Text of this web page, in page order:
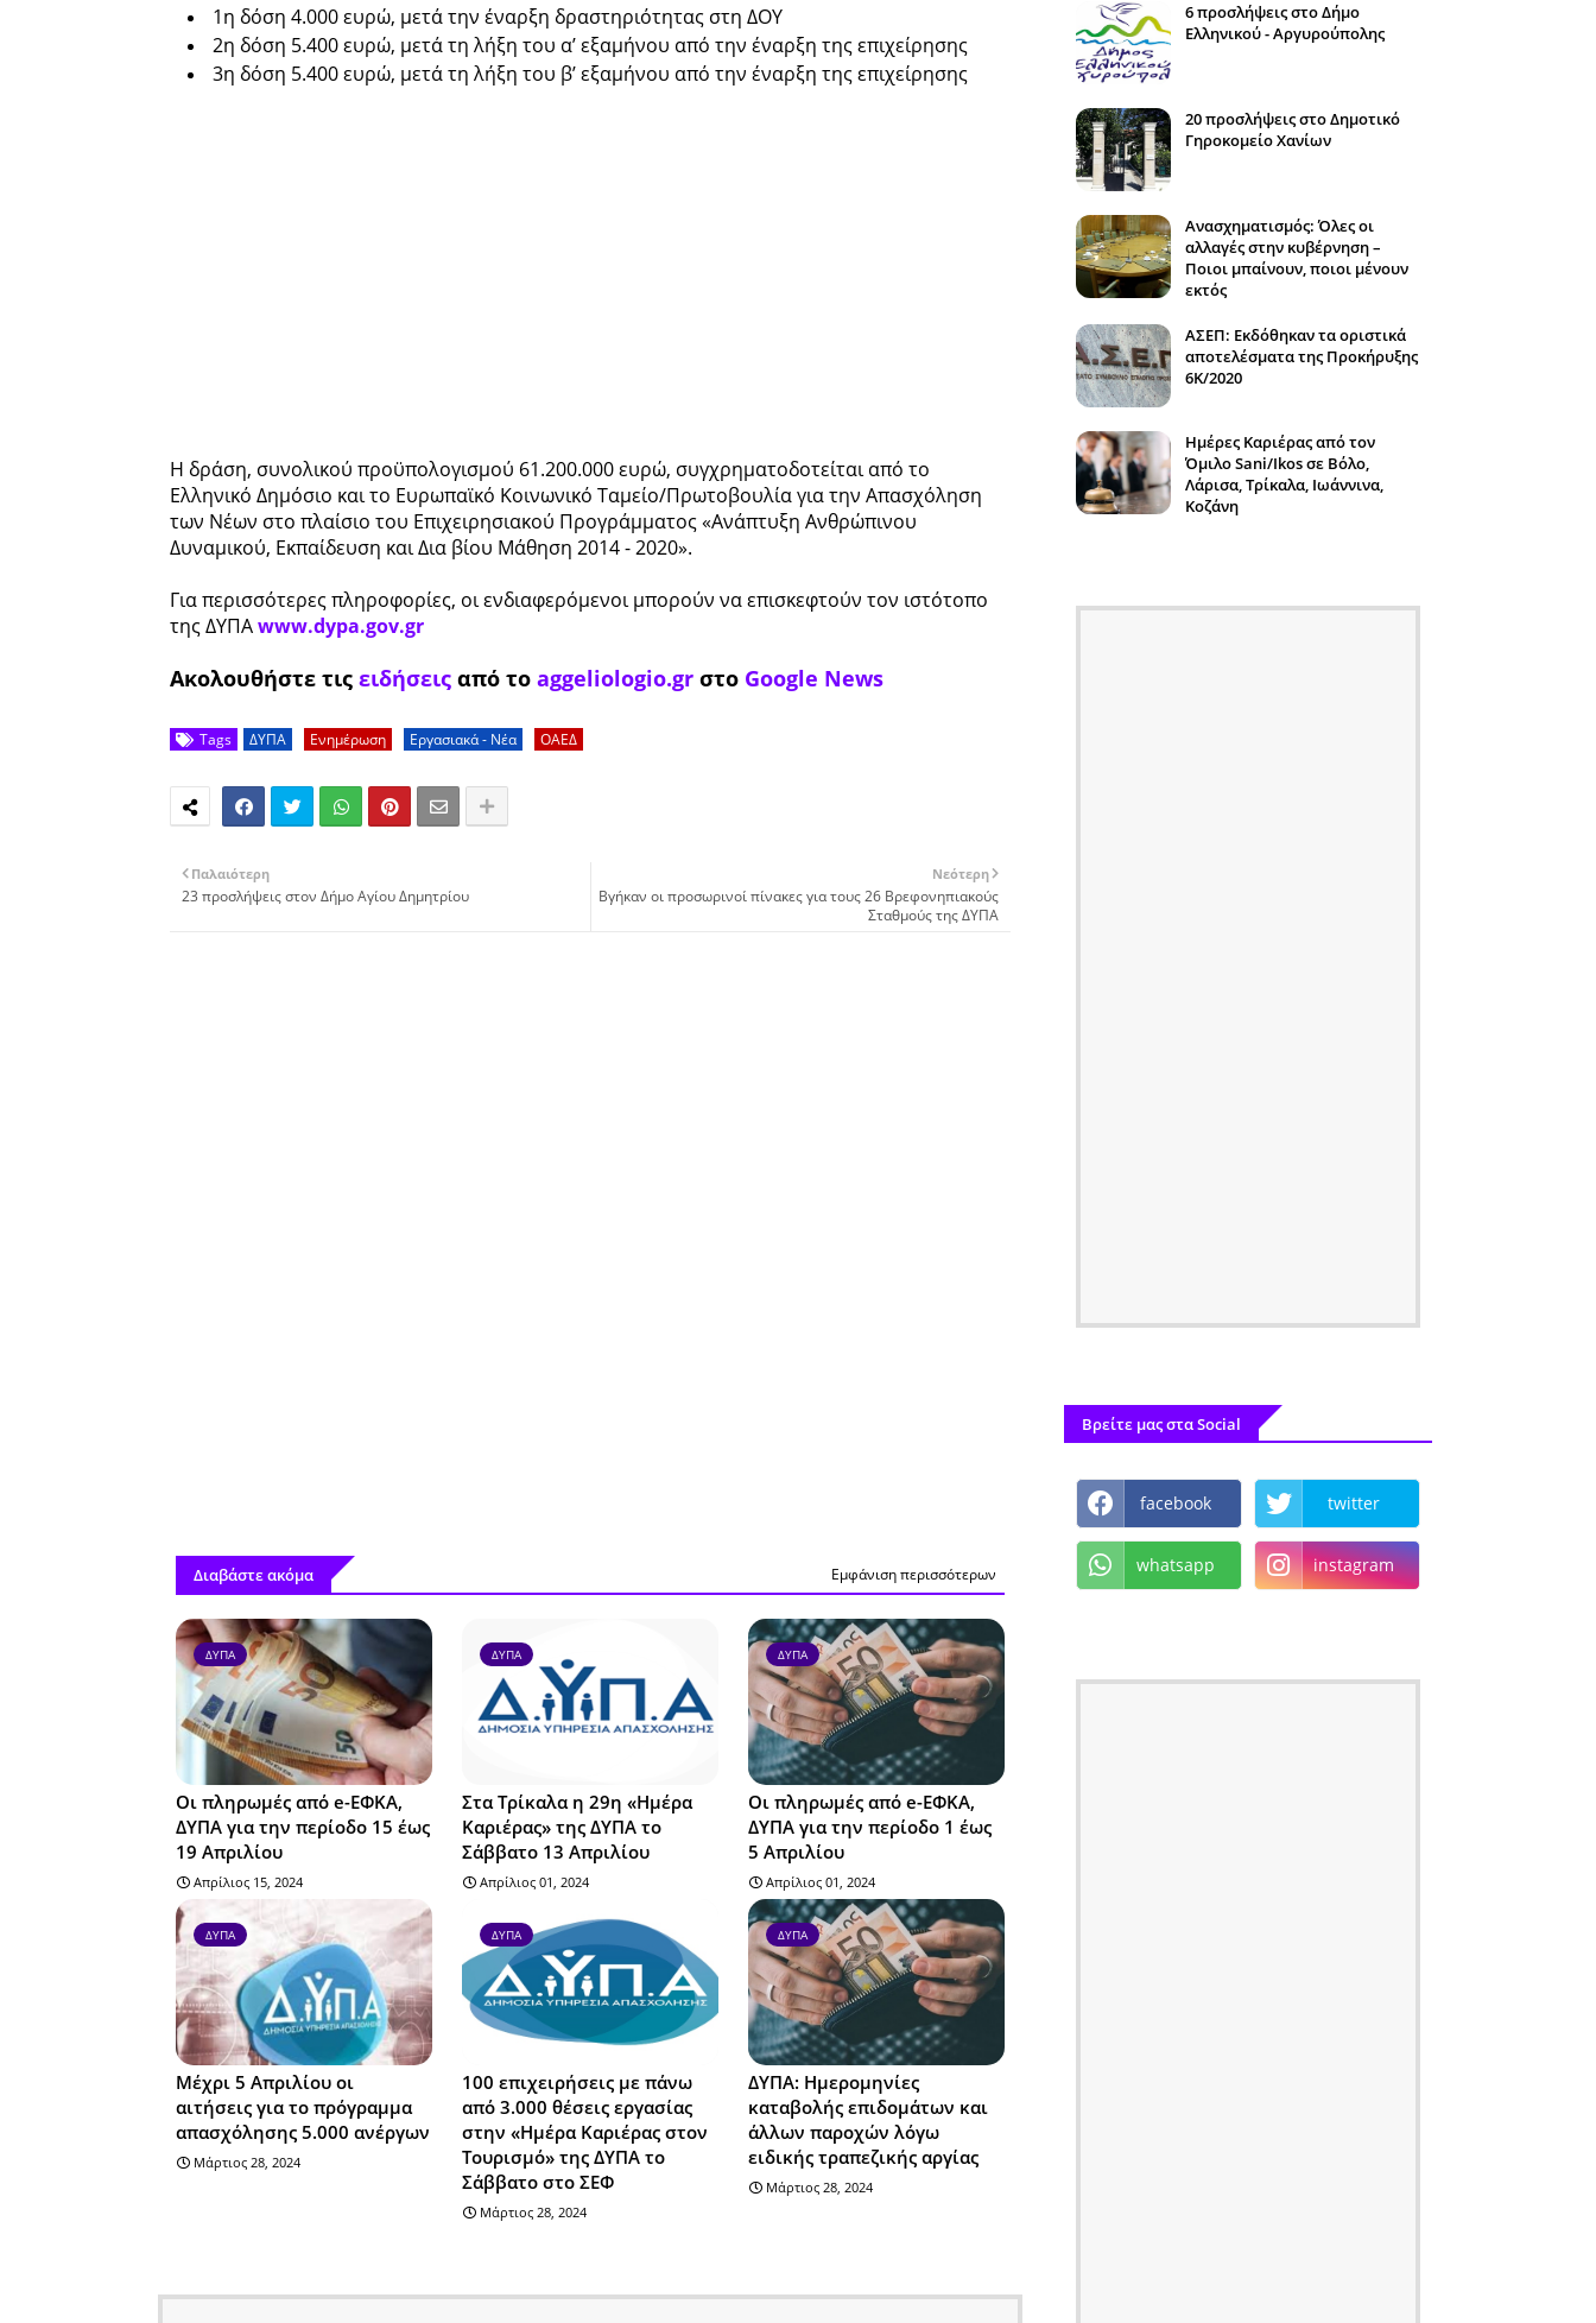
1η δόση 4.000 ευρώ, μετά την έναρξη δραστηριότητας στη ΔΟΥ
2η δόση 5.400 ευρώ, μετά τη λήξη του α’ εξαμήνου από την έναρξη της επιχείρησης
3η δόση 5.400 ευρώ, μετά τη λήξη του β’ εξαμήνου από την έναρξη της επιχείρησης
Η δράση, συνολικού προϋπολογισμού 61.200.000 ευρώ, συγχρηματοδοτείται από το
Ελληνικό Δημόσιο και το Ευρωπαϊκό Κοινωνικό Ταμείο/Πρωτοβουλία για την Απασχόληση
των Νέων στο πλαίσιο του Επιχειρησιακού Προγράμματος «Ανάπτυξη Ανθρώπινου
Δυναμικού, Εκπαίδευση και Δια βίου Μάθηση 2014 - 2020».
Για περισσότερες πληροφορίες, οι ενδιαφερόμενοι μπορούν να επισκεφτούν τον ιστότοπο
της ΔΥΠΑwww.dypa.gov.gr
Ακολουθήστε τις ειδήσεις από το aggeliologio.gr στο Google News
Tags ΔΥΠΑ Ενημέρωση Εργασιακά - Νέα ΟΑΕΔ
Νεότερη
Βγήκαν οι προσωρινοί πίνακες για τους 26 Βρεφονηπιακούς
Σταθμούς της ΔΥΠΑ
Παλαιότερη
23 προσλήψεις στον Δήμο Αγίου Δημητρίου
Διαβάστε ακόμα Εμφάνιση περισσότερων
ΔΥΠΑ
Οι πληρωμές από e-ΕΦΚΑ,
ΔΥΠΑ για την περίοδο 15 έως
19 Απριλίου
Απρίλιος 15, 2024
ΔΥΠΑ
Στα Τρίκαλα η 29η «Ημέρα
Καριέρας» της ΔΥΠΑ το
Σάββατο 13 Απριλίου
Απρίλιος 01, 2024
ΔΥΠΑ
Οι πληρωμές από e-ΕΦΚΑ,
ΔΥΠΑ για την περίοδο 1 έως
5 Απριλίου
Απρίλιος 01, 2024
ΔΥΠΑ
Μέχρι 5 Απριλίου οι
αιτήσεις για το πρόγραμμα
απασχόλησης 5.000 ανέργων
Μάρτιος 28, 2024
ΔΥΠΑ
100 επιχειρήσεις με πάνω
από 3.000 θέσεις εργασίας
στην «Ημέρα Καριέρας στον
Τουρισμό» της ΔΥΠΑ το
Σάββατο στο ΣΕΦ
Μάρτιος 28, 2024
ΔΥΠΑ
ΔΥΠΑ: Ημερομηνίες
καταβολής επιδομάτων και
άλλων παροχών λόγω
ειδικής τραπεζικής αργίας
Μάρτιος 28, 2024
6 προσλήψεις στο Δήμο
Ελληνικού - Αργυρούπολης
20 προσλήψεις στο Δημοτικό
Γηροκομείο Χανίων
Ανασχηματισμός: Όλες οι
αλλαγές στην κυβέρνηση –
Ποιοι μπαίνουν, ποιοι μένουν
εκτός
ΑΣΕΠ: Εκδόθηκαν τα οριστικά
αποτελέσματα της Προκήρυξης
6Κ/2020
Ημέρες Καριέρας από τον
Όμιλο Sani/Ikos σε Βόλο,
Λάρισα, Τρίκαλα, Ιωάννινα,
Κοζάνη
Βρείτε μας στα Social
facebook twitter
whatsapp instagram